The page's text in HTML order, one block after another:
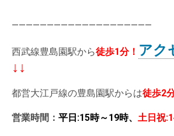
————————————————————
西武線豊島園駅から徒歩1分！ アク
↓↓
都営大江戸線の豊島園駅からは徒歩2
営業時間： 平日:15時～19時、 土日祝